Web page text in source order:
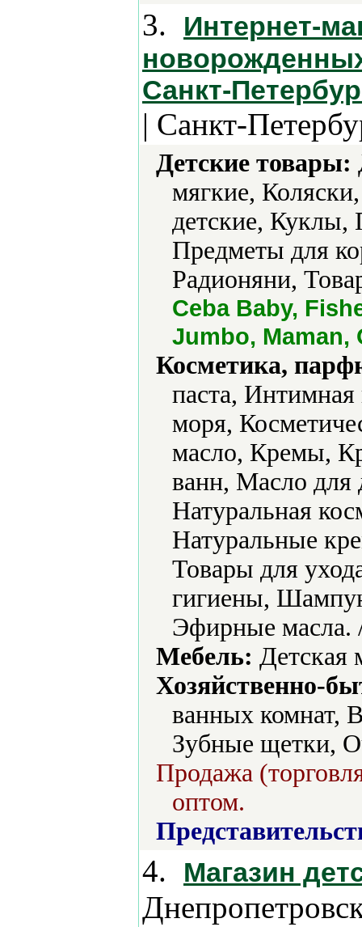
3.
Интернет-
Санкт-
| Санкт-
Детские товары:
мягкие,
детские,
Предметы для
Радионяни,
Ceba Baby,
Jumbo, Maman,
Косметика,
паста, Интимная
моря,
масло, Кремы,
ванн, Масло для
Натуральная
Натуральные
Товары для
гигиены,
Эфирные
Мебель: Детская
Хозяйственно-
ванных комнат,
Зубные щетки,
Продажа
оптом.
4. Магазин